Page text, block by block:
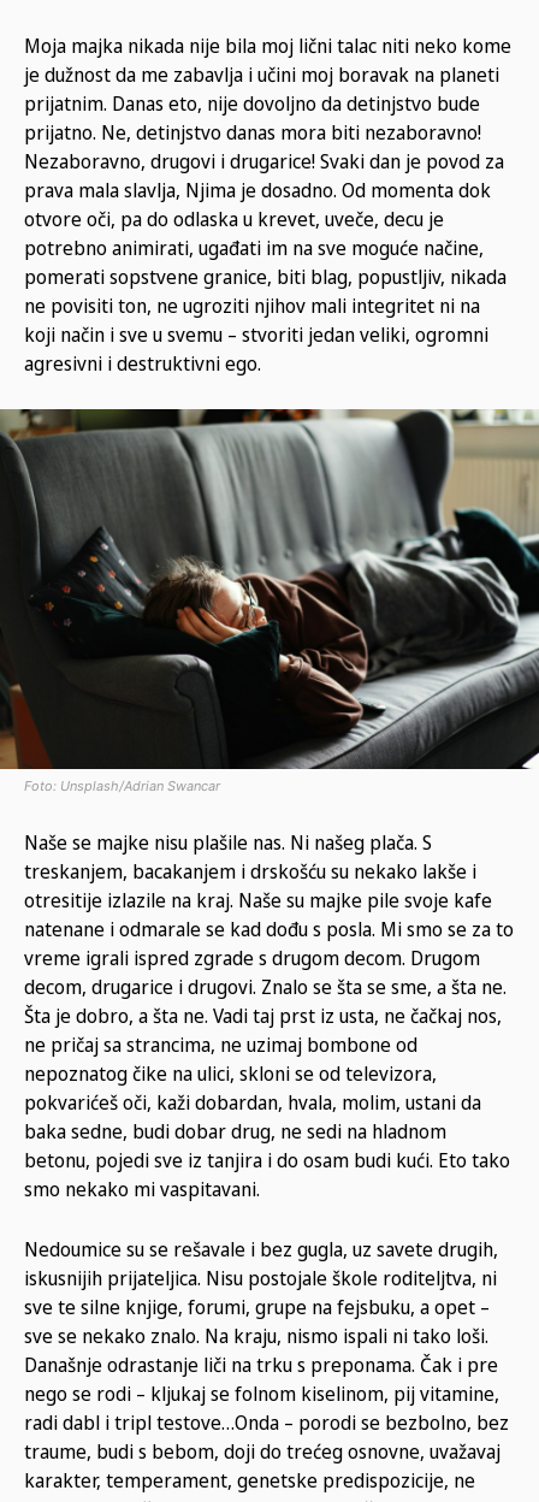
Moja majka nikada nije bila moj lični talac niti neko kome
je dužnost da me zabavlja i učini moj boravak na planeti
prijatnim. Danas eto, nije dovoljno da detinjstvo bude
prijatno. Ne, detinjstvo danas mora biti nezaboravno!
Nezaboravno, drugovi i drugarice! Svaki dan je povod za
prava mala slavlja, Njima je dosadno. Od momenta dok
otvore oči, pa do odlaska u krevet, uveče, decu je
potrebno animirati, ugađati im na sve moguće načine,
pomerati sopstvene granice, biti blag, popustljiv, nikada
ne povisiti ton, ne ugroziti njihov mali integritet ni na
koji način i sve u svemu – stvoriti jedan veliki, ogromni
agresivni i destruktivni ego.
Foto: Unsplash/Adrian Swancar
Naše se majke nisu plašile nas. Ni našeg plača. S
treskanjem, bacakanjem i drskošću su nekako lakše i
otresitije izlazile na kraj. Naše su majke pile svoje kafe
natenane i odmarale se kad dođu s posla. Mi smo se za to
vreme igrali ispred zgrade s drugom decom. Drugom
decom, drugarice i drugovi. Znalo se šta se sme, a šta ne.
Šta je dobro, a šta ne. Vadi taj prst iz usta, ne čačkaj nos,
ne pričaj sa strancima, ne uzimaj bombone od
nepoznatog čike na ulici, skloni se od televizora,
pokvarićeš oči, kaži dobardan, hvala, molim, ustani da
baka sedne, budi dobar drug, ne sedi na hladnom
betonu, pojedi sve iz tanjira i do osam budi kući. Eto tako
smo nekako mi vaspitavani.
Nedoumice su se rešavale i bez gugla, uz savete drugih,
iskusnijih prijateljica. Nisu postojale škole roditeljtva, ni
sve te silne knjige, forumi, grupe na fejsbuku, a opet –
sve se nekako znalo. Na kraju, nismo ispali ni tako loši.
Današnje odrastanje liči na trku s preponama. Čak i pre
nego se rodi – kljukaj se folnom kiselinom, pij vitamine,
radi dabl i tripl testove…Onda – porodi se bezbolno, bez
traume, budi s bebom, doji do trećeg osnovne, uvažavaj
karakter, temperament, genetske predispozicije, ne